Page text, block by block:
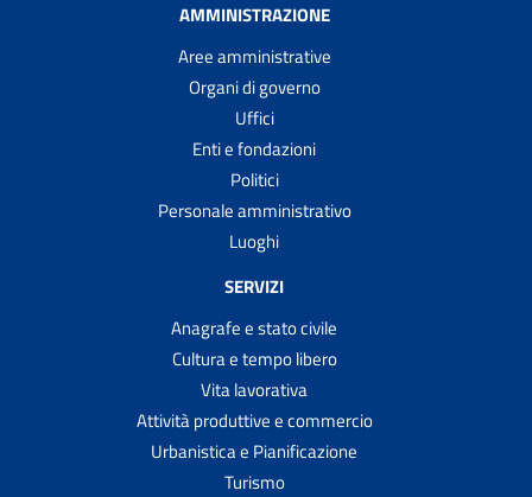
AMMINISTRAZIONE
Aree amministrative
Organi di governo
Uffici
Enti e fondazioni
Politici
Personale amministrativo
Luoghi
SERVIZI
Anagrafe e stato civile
Cultura e tempo libero
Vita lavorativa
Attività produttive e commercio
Urbanistica e Pianificazione
Turismo